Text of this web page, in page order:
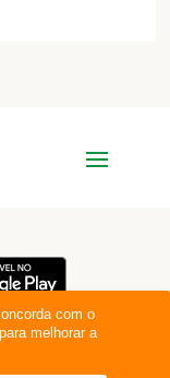
com o
melhorar a